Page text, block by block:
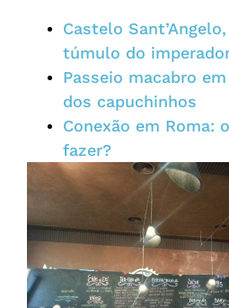
Castelo
túmulo do
Passeio macabro
dos capuchinhos
Conexão em Roma:
fazer?